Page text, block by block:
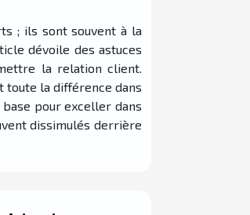
; ils sont souvent à la
dévoile des astuces
la relation client.
toute la différence dans
pour exceller dans
dissimulés derrière